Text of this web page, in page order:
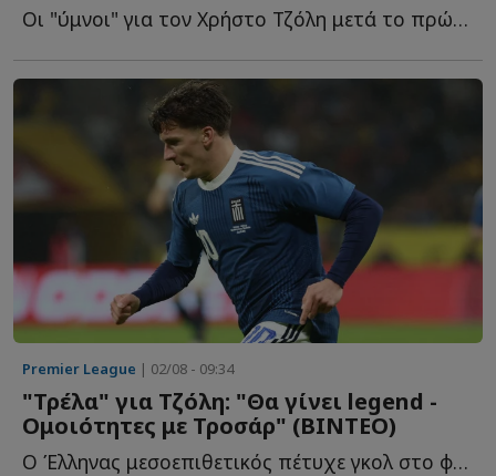
Οι "ύμνοι" για τον Χρήστο Τζόλη μετά το πρώτο του γκολ σ...
Premier League | 02/08 - 09:34
"Τρέλα" για Τζόλη: "Θα γίνει legend -
Ομοιότητες με Τροσάρ" (ΒΙΝΤΕΟ)
Ο Έλληνας μεσοεπιθετικός πέτυχε γκολ στο φιλικό της Ά...